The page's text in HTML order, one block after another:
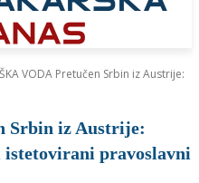
VODA Pretučen Srbin iz Austrije:
Srbin iz Austrije:
istetovirani pravoslavni